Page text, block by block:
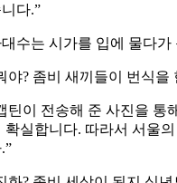
다.”
수는 시가를 입에 물다가
야? 좀비 새끼들이 번식을
틴이 전송해 준 사진을 통
확실합니다. 따라서 서울